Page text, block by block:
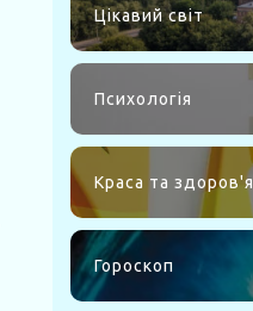
Цікавий світ
Психологія
Краса та здоров'я
Гороскоп